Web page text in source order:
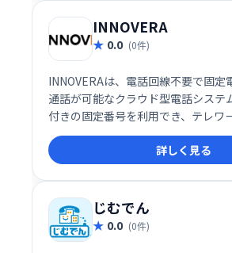
INNOVERA
0.0 (0件)
INNOVERAは、電話回線不要で固定
通話が可能なクラウド型電話システ
付きの固定番号を利用でき、テレワ
柔軟なコミュニケーション環境を提
詳しく見る
じむでん
0.0 (0件)